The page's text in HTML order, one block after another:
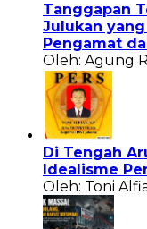
Tanggapan
Julukan
Pengamat
Oleh: Agung
Di Tengah
Idealisme
Oleh: Toni